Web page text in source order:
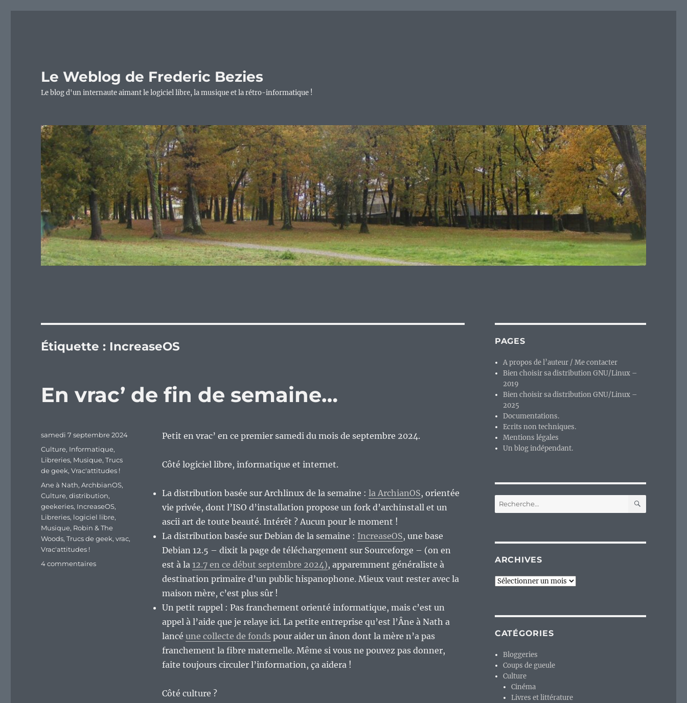
Le Weblog de Frederic Bezies
Le blog d'un internaute aimant le logiciel libre, la musique et la rétro-informatique !
Étiquette : IncreaseOS
En vrac’ de fin de semaine…
Petit en vrac’ en ce premier samedi du mois de septembre 2024.
Côté logiciel libre, informatique et internet.
La distribution basée sur Archlinux de la semaine : la ArchianOS, orientée
vie privée, dont l’ISO d’installation propose un fork d’archinstall et un
ascii art de toute beauté. Intérêt ? Aucun pour le moment !
La distribution basée sur Debian de la semaine : IncreaseOS, une base
Debian 12.5 – dixit la page de téléchargement sur Sourceforge – (on en
est à la 12.7 en ce début septembre 2024), apparemment généraliste à
destination primaire d’un public hispanophone. Mieux vaut rester avec la
maison mère, c’est plus sûr !
Un petit rappel : Pas franchement orienté informatique, mais c’est un
appel à l’aide que je relaye ici. La petite entreprise qu’est l’Âne à Nath a
lancé une collecte de fondspour aider un ânon dont la mère n’a pas
franchement la fibre maternelle. Même si vous ne pouvez pas donner,
faite toujours circuler l’information, ça aidera !
Côté culture ?
Publié
samedi 7 septembre 2024
Catégories
Culture, Informatique,
Libreries, Musique,Trucs
de geek,Vrac'attitudes !
Étiquettes
Ane à Nath,ArchbianOS,
Culture,distribution,
geekeries, IncreaseOS,
Libreries, logiciel libre,
Musique, Robin & The
Woods,Trucs de geek,vrac,
Vrac'attitudes !
4 commentairessur
PAGES
A propos de l’auteur / Me contacter
Bien choisir sa distribution GNU/Linux –
2019
Bien choisir sa distribution GNU/Linux –
2025
Documentations.
Ecrits non techniques.
Mentions légales
Un blog indépendant.
Recherche
pour :
ARCHIVES
Archives
CATÉGORIES
Bloggeries
Coups de gueule
Culture
Cinéma
Livres et littérature